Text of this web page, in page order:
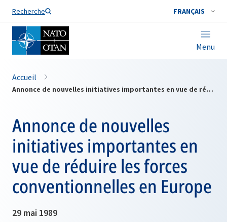
Recherche FRANÇAIS
Menu
Nom de famille*
Accueil
Annonce de nouvelles initiatives importantes en vue de réduire les forces conventionnelles en Europe
Annonce de nouvelles
initiatives importantes en
vue de réduire les forces
conventionnelles en Europe
29 mai 1989